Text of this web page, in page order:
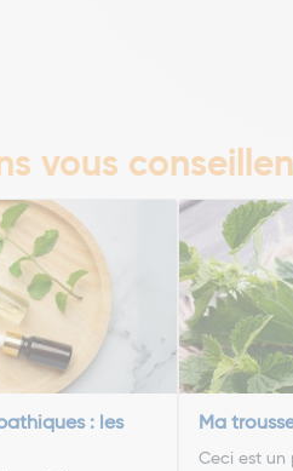
vous
: les
Ma
Ceci est